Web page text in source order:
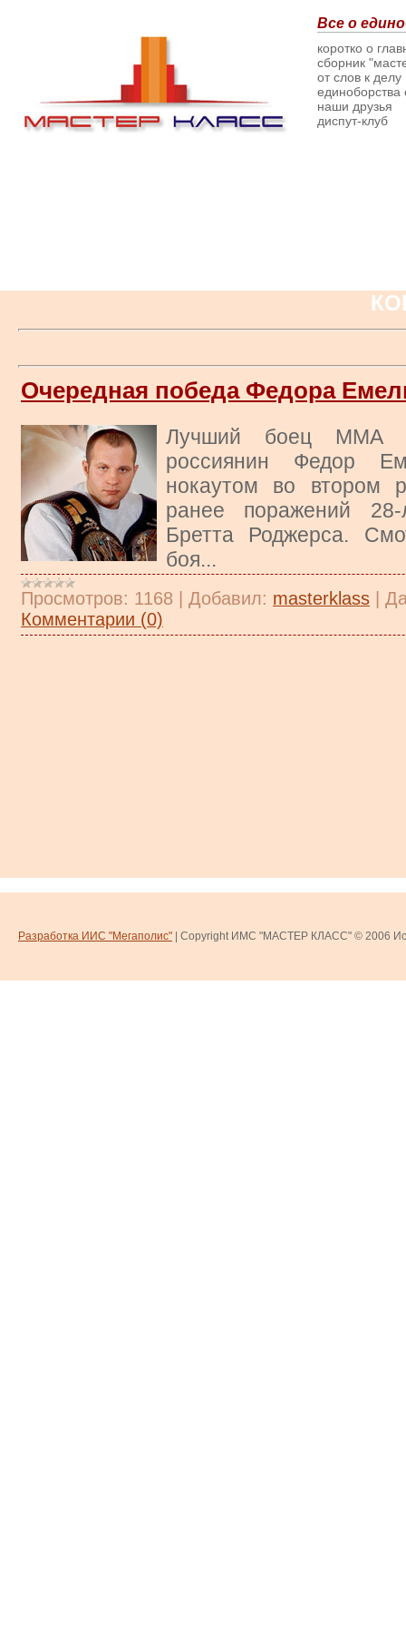
Все о
коротко о
сборник
от слов к делу
наши друзья
диспут-клуб
Очередная победа Федора
Лучший боец ММА
россиянин Федор
нокаутом во втором
ранее поражений 28-
Бретта Роджерса.
боя...
Просмотров: 1168 Добавил: masterklass
Комментарии (0)
Разработка ИИС "Мегаполис" | Copyright ИМС "МАСТЕР КЛАСС" © 2006